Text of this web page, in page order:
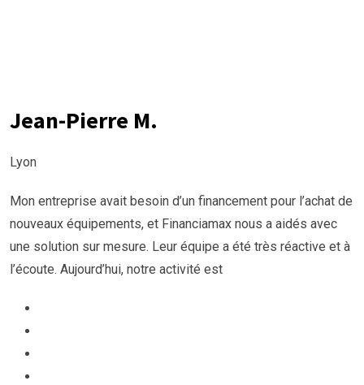
Jean-Pierre M.
Lyon
Mon entreprise avait besoin d’un financement pour l’achat de
nouveaux équipements, et Financiamax nous a aidés avec
une solution sur mesure. Leur équipe a été très réactive et à
l’écoute. Aujourd’hui, notre activité est